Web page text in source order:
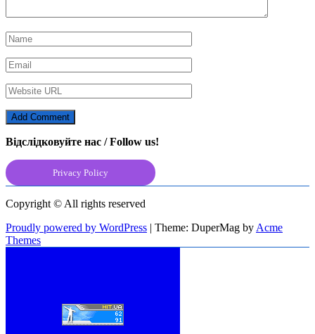
Відслідковуйте нас / Follow us!
Privacy Policy
Copyright © All rights reserved
Proudly powered by WordPress | Theme: DuperMag by Acme
Themes